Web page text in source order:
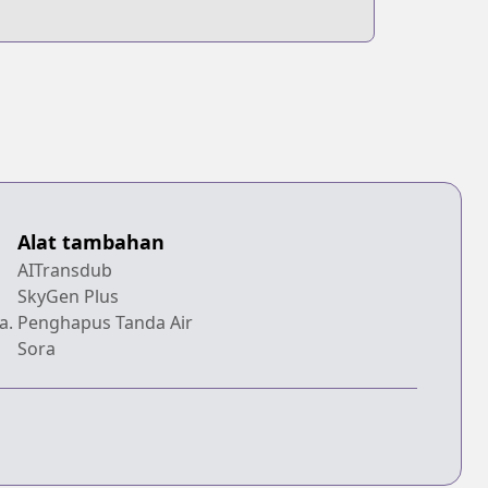
Alat tambahan
AITransdub
SkyGen Plus
Penghapus Tanda Air
Sora